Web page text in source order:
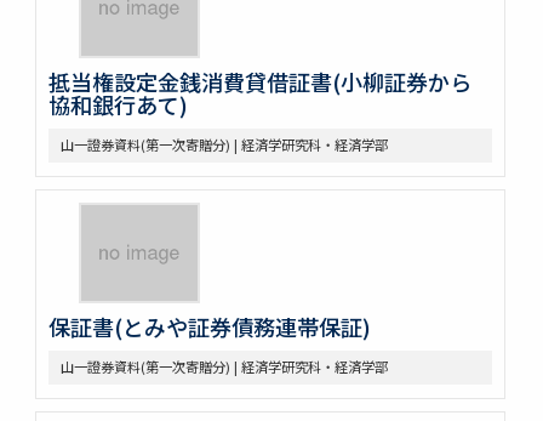
抵当権設定金銭消費貸借証書(小柳証券から
協和銀行あて)
山一證券資料(第一次寄贈分) | 経済学研究科・経済学部
保証書(とみや証券債務連帯保証)
山一證券資料(第一次寄贈分) | 経済学研究科・経済学部